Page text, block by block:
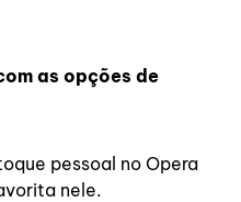
as opções de
pessoal no Opera
nele.